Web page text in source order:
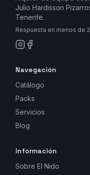
Julio Hardisson
Tenerife.
Respuesta en menos de
Navegación
Catálogo
Packs
Servicios
Blog
Información
Sobre El Nido